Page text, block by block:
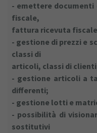
- emettere
fiscale,
fattura ricevuta
- gestione di prezzi e
classi di
articoli, classi di
- gestione articoli a
differenti;
- gestione lotti e
- possibilità di
sostitutivi